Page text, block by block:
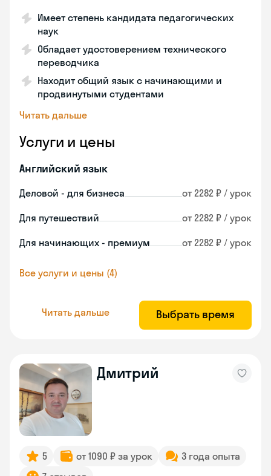
Имеет степень кандидата педагогических
наук
Обладает удостоверением технического
переводчика
Находит общий язык с начинающими и
продвинутыми студентами
Читать дальше
Услуги и цены
Английский язык
Деловой - для бизнеса от 2282 ₽ / урок
Для путешествий от 2282 ₽ / урок
Для начинающих - премиум от 2282 ₽ / урок
Все услуги и цены (4)
Читать дальше Выбрать время
Дмитрий
5 от 1090 ₽ за урок
3 года опыта